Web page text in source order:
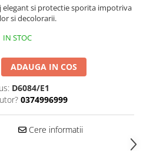
si protectie sporita impotriva
si decolorarii.
IN STOC
ADAUGA IN COS
D6084/E1
0374996999
Cere informatii